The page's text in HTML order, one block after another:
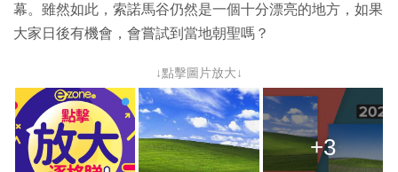
幕。雖然如此，索諾馬谷仍然是一個十分漂亮的地方，如果
大家日後有機會，會嘗試到當地朝聖嗎？
↓點擊圖片放大↓
+3